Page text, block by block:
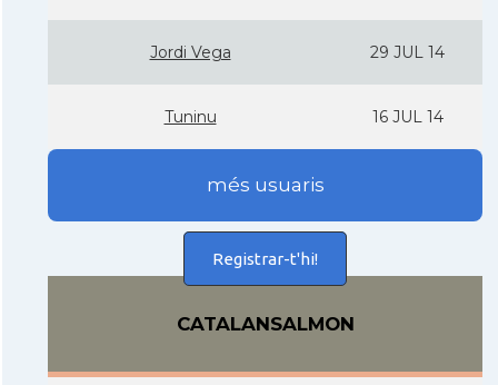
Jordi Vega 29 JUL 14
Tuninu 16 JUL 14
més usuaris
Registrar-t'hi!
CATALANSALMON